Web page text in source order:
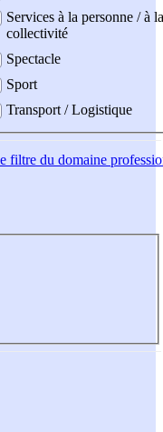
Services à la personne / à la
collectivité
Spectacle
Sport
Transport / Logistique
filtre du domaine